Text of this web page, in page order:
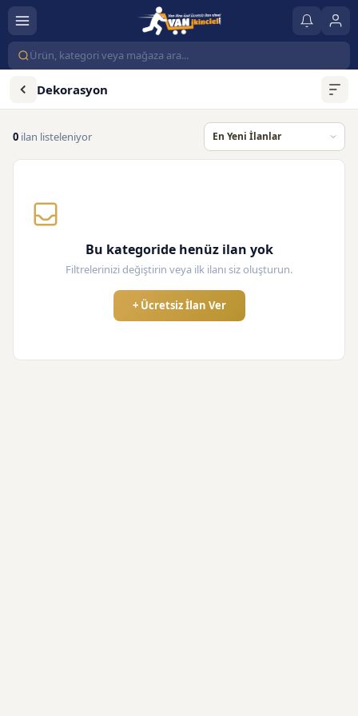
Dekorasyon
0 ilan listeleniyor
Bu kategoride henüz ilan yok
Filtrelerinizi değiştirin veya ilk ilanı siz oluşturun.
+ Ücretsiz İlan Ver